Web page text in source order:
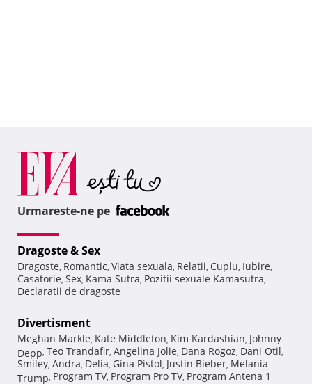
Urmareste-ne pe
Dragoste & Sex
Dragoste, Romantic, Viata sexuala, Relatii, Cuplu, Iubire,
Casatorie, Sex, Kama Sutra, Pozitii sexuale Kamasutra,
Declaratii de dragoste
Divertisment
Meghan Markle, Kate Middleton, Kim Kardashian, Johnny
Depp, Teo Trandafir, Angelina Jolie, Dana Rogoz, Dani Otil,
Smiley, Andra, Delia, Gina Pistol, Justin Bieber, Melania
Trump, Program TV, Program Pro TV, Program Antena 1